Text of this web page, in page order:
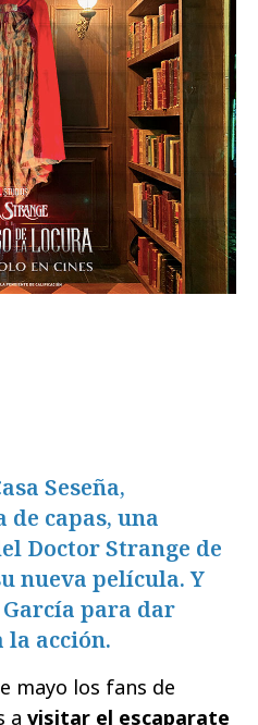
Seseña,
capas, una
Doctor Strange de
nueva película. Y
para dar
acción.
mayo los fans de
a visitar el escaparate